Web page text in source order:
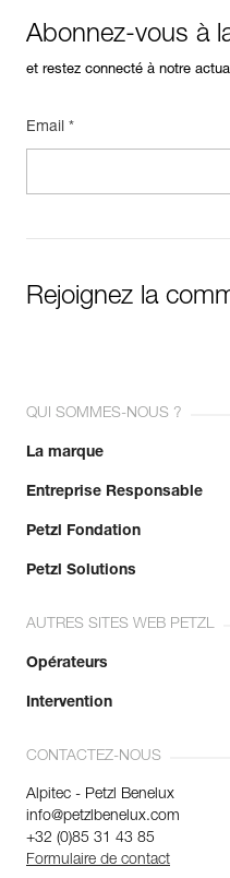
Abonnez-vous à
et restez connecté à notre
Email *
Rejoignez la
QUI SOMMES-NOUS ?
La marque
Entreprise Responsable
Petzl Fondation
Petzl Solutions
AUTRES SITES WEB PETZL
Opérateurs
Intervention
CONTACTEZ-NOUS
Alpitec - Petzl Benelux
info@petzlbenelux.com
+32 (0)85 31 43 85
Formulaire de contact